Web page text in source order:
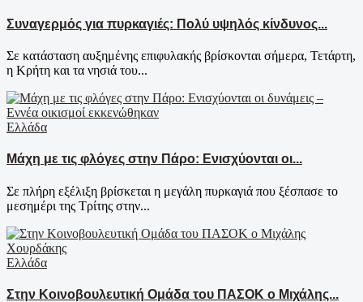
Συναγερμός για πυρκαγιές: Πολύ υψηλός κίνδυνος...
Σε κατάσταση αυξημένης επιφυλακής βρίσκονται σήμερα, Τετάρτη,
η Κρήτη και τα νησιά του...
Ελλάδα
Μάχη με τις φλόγες στην Πάρο: Ενισχύονται οι...
Σε πλήρη εξέλιξη βρίσκεται η μεγάλη πυρκαγιά που ξέσπασε το
μεσημέρι της Τρίτης στην...
Ελλάδα
Στην Κοινοβουλευτική Ομάδα του ΠΑΣΟΚ ο Μιχάλης...